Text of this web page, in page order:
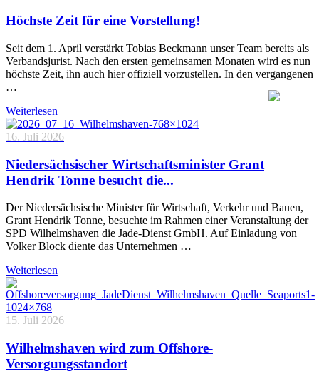
Höchste Zeit für eine Vorstellung!
Seit dem 1. April verstärkt Tobias Beckmann unser Team bereits als
Verbandsjurist. Nach den ersten gemeinsamen Monaten wird es nun
höchste Zeit, ihn auch hier offiziell vorzustellen. In den vergangenen
…
Weiterlesen
16. Juli 2026
Niedersächsischer Wirtschaftsminister Grant
Hendrik Tonne besucht die...
Der Niedersächsische Minister für Wirtschaft, Verkehr und Bauen,
Grant Hendrik Tonne, besuchte im Rahmen einer Veranstaltung der
SPD Wilhelmshaven die Jade-Dienst GmbH. Auf Einladung von
Volker Block diente das Unternehmen …
Weiterlesen
15. Juli 2026
Wilhelmshaven wird zum Offshore-
Versorgungsstandort